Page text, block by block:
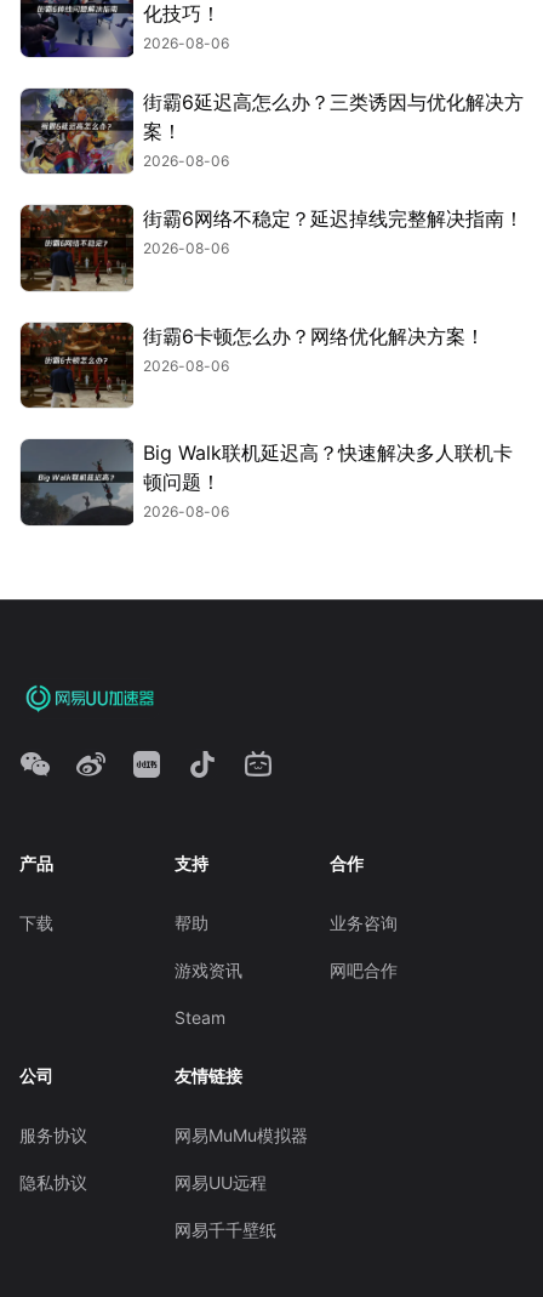
化技巧！
2026-08-06
街霸6延迟高怎么办？三类诱因与优化解决方
案！
2026-08-06
街霸6网络不稳定？延迟掉线完整解决指南！
2026-08-06
街霸6卡顿怎么办？网络优化解决方案！
2026-08-06
Big Walk联机延迟高？快速解决多人联机卡
顿问题！
2026-08-06
产品
下载
支持
帮助
游戏资讯
Steam
合作
业务咨询
网吧合作
公司
服务协议
隐私协议
友情链接
网易MuMu模拟器
网易UU远程
网易千千壁纸